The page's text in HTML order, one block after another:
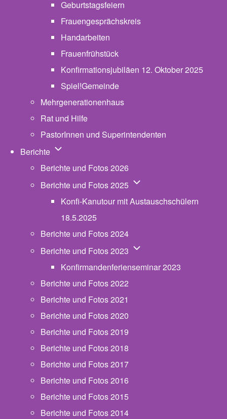
Geburtstagsfeiern
Frauengesprächskreis
Handarbeiten
Frauenfrühstück
Konfirmationsjubiläen 12. Oktober 2025
Spiel!Gemeinde
Mehrgenerationenhaus
Rat und Hilfe
PastorInnen und Superintendenten
Berichte Unternavigation von Berichte
Berichte und Fotos 2026
Berichte und Fotos 2025 Unternavigation von
Konfi-Kanutour mit Austauschschülern
18.5.2025
Berichte und Fotos 2024
Berichte und Fotos 2023 Unternavigation von
Konfirmandenferienseminar 2023
Berichte und Fotos 2022
Berichte und Fotos 2021
Berichte und Fotos 2020
Berichte und Fotos 2019
Berichte und Fotos 2018
Berichte und Fotos 2017
Berichte und Fotos 2016
Berichte und Fotos 2015
Berichte und Fotos 2014